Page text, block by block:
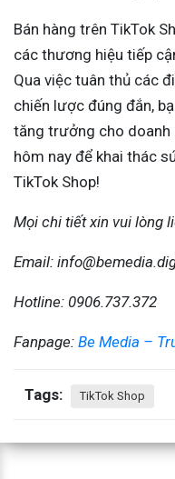
Bán hàng trên TikTok
các thương hiệu tiếp
Qua việc tuân thủ các
chiến lược đúng đắn,
tăng trưởng cho doanh
hôm nay để khai thác
TikTok Shop!
Mọi chi tiết xin vui lòng
Email:
Hotline: 0906.737.372
Fanpage: Be Media –
Tags: TikTok Shop